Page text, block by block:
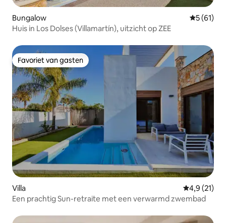
Bungalow
5 (61)
Huis in Los Dolses (Villamartín), uitzicht op ZEE
Favoriet van gasten
Favoriet van gasten
Villa
4,9 (21)
Een prachtig Sun-retraite met een verwarmd zwembad